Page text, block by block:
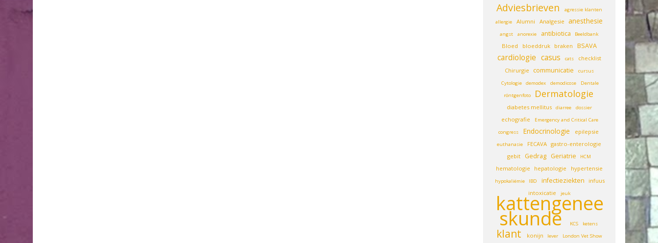
Adviesbrieven
agressie klanten
allergie
Alumni Analgesie anesthesie
angst anorexie antibiotica Beeldbank
Bloed bloeddruk braken BSAVA
cardiologie casus cats
checklist
Chirurgie
communicatie
cursus
Cytologie
demodex demodicose
Dentale
röntgenfoto
Dermatologie
diabetes mellitus diarree dossier
echografie
Emergency and Critical Care
congress
Endocrinologie epilepsie
euthanasie FECAVA gastro-enterologie
gebit
Gedrag Geriatrie HCM
hematologie hepatologie hypertensie
hypokaliëmie IBD infectieziekten
infuus
intoxicatie
jeuk
kattengenee
skunde KCS ketens
klant konijn lever London Vet Show